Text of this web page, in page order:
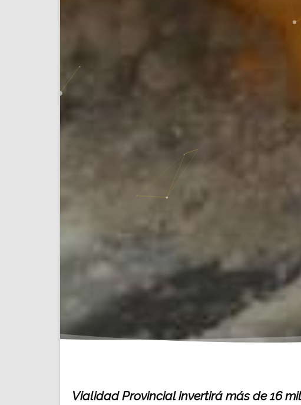
Vialidad Provincial invertirá más de 16